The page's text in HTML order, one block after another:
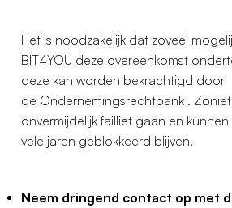
Het is noodzakelijk dat zoveel
BIT4YOU deze overeenkomst
deze kan worden bekrachtigd door
de Ondernemingsrechtbank . Zoniet
onvermijdelijk failliet gaan en
vele jaren geblokkeerd blijven.
Neem dringend contact op met